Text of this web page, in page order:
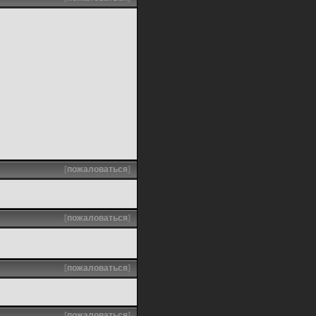
[пожаловаться]
[пожаловаться]
[пожаловаться]